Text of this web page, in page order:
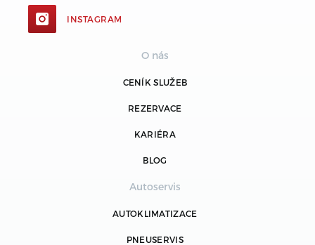
INSTAGRAM
O nás
CENÍK SLUŽEB
REZERVACE
KARIÉRA
BLOG
Autoservis
AUTOKLIMATIZACE
PNEUSERVIS